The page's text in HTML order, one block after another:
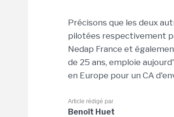
Précisons que les deux
pilotées respectivement
Nedap France et
de 25 ans, emploie
en Europe pour un CA
Article rédigé par
Benoît Huet